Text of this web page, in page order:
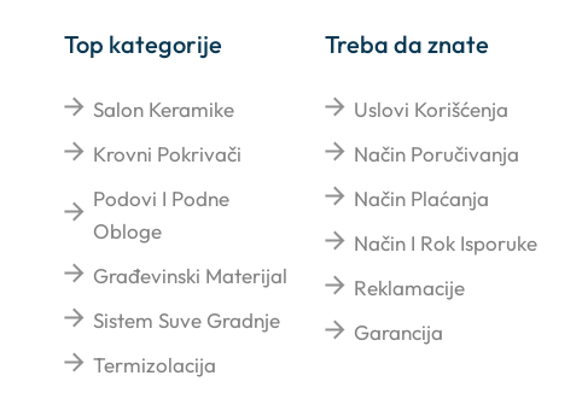
Top kategorije
Salon Keramike
Krovni Pokrivači
Podovi I Podne
Obloge
Građevinski Materijal
Sistem Suve Gradnje
Termizolacija
Treba da znate
Uslovi Korišćenja
Način Poručivanja
Način Plaćanja
Način I Rok Isporuke
Reklamacije
Garancija